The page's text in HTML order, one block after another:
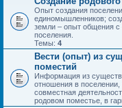
Опыт создания
единомышленников;
земли – опыт общения с
поселения.
Темы: 4
Вести (опыт) из
поместий
Информация из
отношения в
совместная
родовом поместье, в